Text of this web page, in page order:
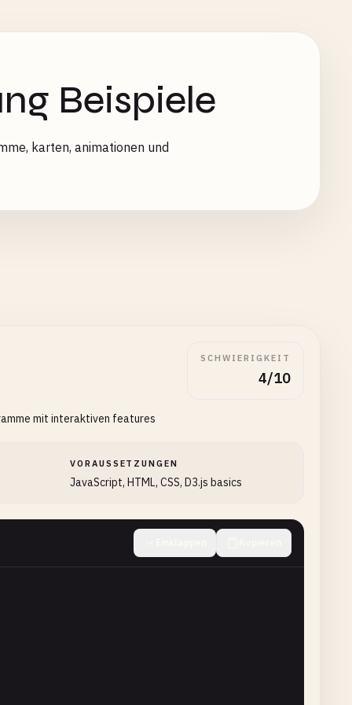
Beispiele
karten, animationen und
mit interaktiven features
SCHWIERIGKEIT
4/10
VORAUSSETZUNGEN
JavaScript, HTML, CSS, D3.js basics